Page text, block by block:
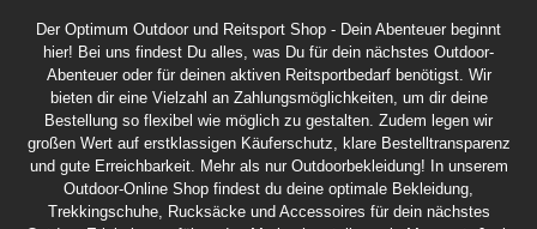
Der Optimum Outdoor und Reitsport Shop - Dein Abenteuer beginnt
hier! Bei uns findest Du alles, was Du für dein nächstes Outdoor-
Abenteuer oder für deinen aktiven Reitsportbedarf benötigst. Wir
bieten dir eine Vielzahl an Zahlungsmöglichkeiten, um dir deine
Bestellung so flexibel wie möglich zu gestalten. Zudem legen wir
großen Wert auf erstklassigen Käuferschutz, klare Bestelltransparenz
und gute Erreichbarkeit. Mehr als nur Outdoorbekleidung! In unserem
Outdoor-Online Shop findest du deine optimale Bekleidung,
Trekkingschuhe, Rucksäcke und Accessoires für dein nächstes